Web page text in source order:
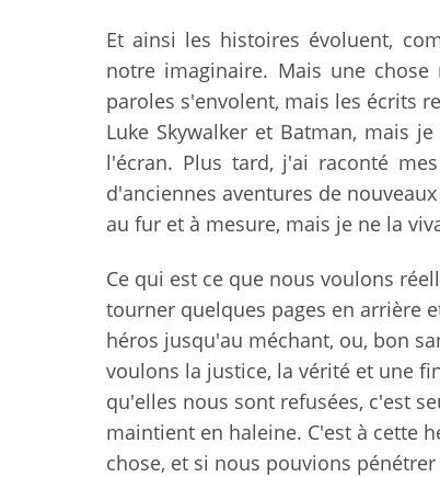
Et ainsi les histoires évoluent,
notre imaginaire. Mais une
paroles s'envolent, mais les écrits
Luke Skywalker et Batman, mais
l'écran. Plus tard, j'ai raconté
d'anciennes aventures de
au fur et à mesure, mais je ne la
Ce qui est ce que nous voulons
tourner quelques pages en arrière
héros jusqu'au méchant, ou, bon
voulons la justice, la vérité et une
qu'elles nous sont refusées, c'est
maintient en haleine. C'est à cette
chose, et si nous pouvions